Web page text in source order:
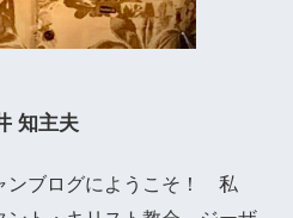
知主夫
ンブログにようこそ！ 私